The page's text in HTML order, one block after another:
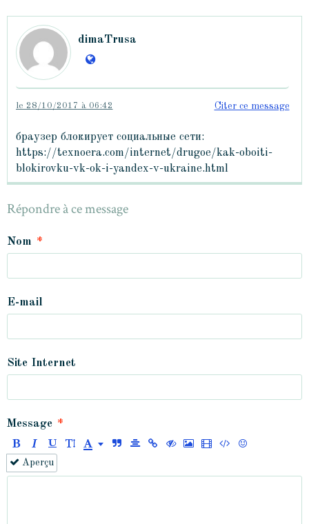
dimaTrusa
le 28/10/2017 à 06:42 Citer ce message
браузер блокирует социальные сети:
https://texnoera.com/internet/drugoe/kak-oboiti-
blokirovku-vk-ok-i-yandex-v-ukraine.html
Répondre à ce message
Nom
E-mail
Site Internet
Message
Aperçu